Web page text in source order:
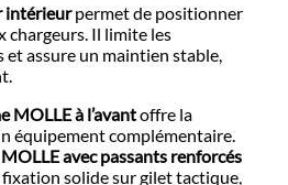
intérieurpermet de positionner
chargeurs. Il limite les
assure un maintien stable,
MOLLE à l’avantoffre la
équipement complémentaire.
avec passants renforcés
fixation solide sur gilet tactique,